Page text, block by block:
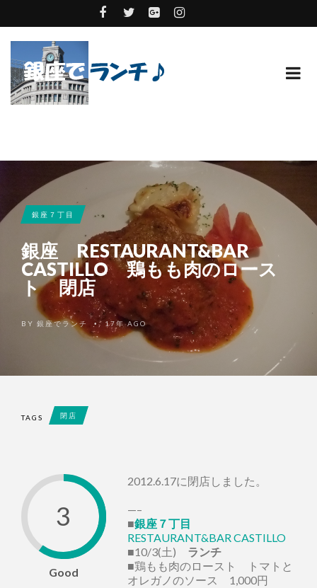
銀座７丁目
銀座 RESTAURANT&BAR
CASTILLO 鶏もも肉のロース
ト 閉店
BY 銀座でランチ • 17年 AGO
TAGS 閉店
3
Good
2012.6.17に閉店しました。
—–
■銀座７丁目
RESTAURANT&BAR CASTILLO
■10/3(土) ランチ
■鶏もも肉のロースト トマトと
オレガノのソース 1,000円